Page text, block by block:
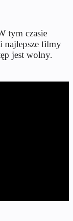
tym czasie
najlepsze filmy
jest wolny.